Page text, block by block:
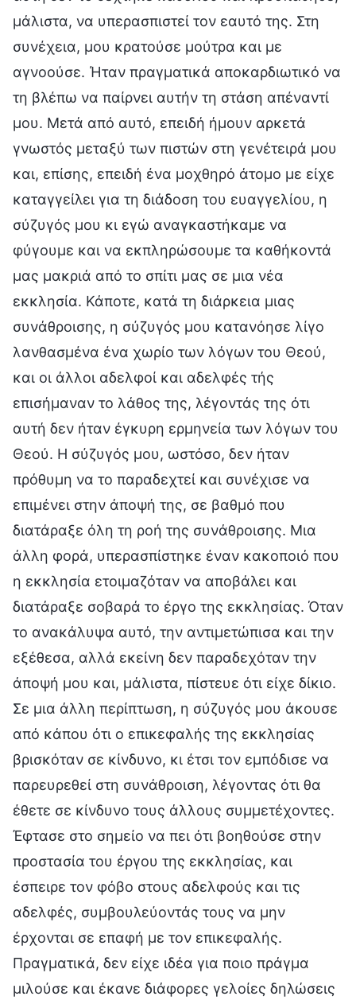
μάλιστα, να υπερασπιστεί τον εαυτό της. Στη
συνέχεια, μου κρατούσε μούτρα και με
αγνοούσε. Ήταν πραγματικά αποκαρδιωτικό να
τη βλέπω να παίρνει αυτήν τη στάση απέναντί
μου. Μετά από αυτό, επειδή ήμουν αρκετά
γνωστός μεταξύ των πιστών στη γενέτειρά μου
και, επίσης, επειδή ένα μοχθηρό άτομο με είχε
καταγγείλει για τη διάδοση του ευαγγελίου, η
σύζυγός μου κι εγώ αναγκαστήκαμε να
φύγουμε και να εκπληρώσουμε τα καθήκοντά
μας μακριά από το σπίτι μας σε μια νέα
εκκλησία. Κάποτε, κατά τη διάρκεια μιας
συνάθροισης, η σύζυγός μου κατανόησε λίγο
λανθασμένα ένα χωρίο των λόγων του Θεού,
και οι άλλοι αδελφοί και αδελφές τής
επισήμαναν το λάθος της, λέγοντάς της ότι
αυτή δεν ήταν έγκυρη ερμηνεία των λόγων του
Θεού. Η σύζυγός μου, ωστόσο, δεν ήταν
πρόθυμη να το παραδεχτεί και συνέχισε να
επιμένει στην άποψή της, σε βαθμό που
διατάραξε όλη τη ροή της συνάθροισης. Μια
άλλη φορά, υπερασπίστηκε έναν κακοποιό που
η εκκλησία ετοιμαζόταν να αποβάλει και
διατάραξε σοβαρά το έργο της εκκλησίας. Όταν
το ανακάλυψα αυτό, την αντιμετώπισα και την
εξέθεσα, αλλά εκείνη δεν παραδεχόταν την
άποψή μου και, μάλιστα, πίστευε ότι είχε δίκιο.
Σε μια άλλη περίπτωση, η σύζυγός μου άκουσε
από κάπου ότι ο επικεφαλής της εκκλησίας
βρισκόταν σε κίνδυνο, κι έτσι τον εμπόδισε να
παρευρεθεί στη συνάθροιση, λέγοντας ότι θα
έθετε σε κίνδυνο τους άλλους συμμετέχοντες.
Έφτασε στο σημείο να πει ότι βοηθούσε στην
προστασία του έργου της εκκλησίας, και
έσπειρε τον φόβο στους αδελφούς και τις
αδελφές, συμβουλεύοντάς τους να μην
έρχονται σε επαφή με τον επικεφαλής.
Πραγματικά, δεν είχε ιδέα για ποιο πράγμα
μιλούσε και έκανε διάφορες γελοίες δηλώσεις